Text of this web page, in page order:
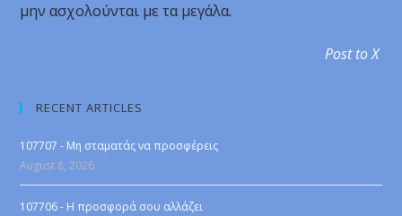
μην ασχολούνται με τα μεγάλα.
Post to X
RECENT ARTICLES
107707 - Μη σταματάς να προσφέρεις
August 8, 2026
107706 - Η προσφορά σου αλλάζει